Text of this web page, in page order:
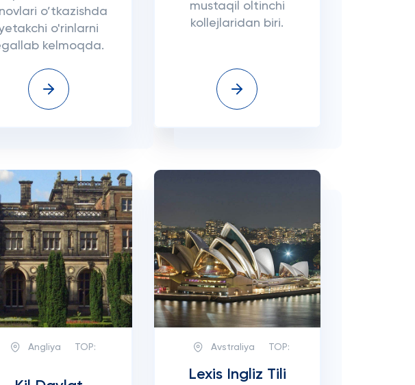
o’tkazishda
o'rinlarni
kelmoqda.
mustaqil oltinchi
kollejlaridan biri.
Angliya TOP: Avstraliya TOP:
Lexis Ingliz Tili